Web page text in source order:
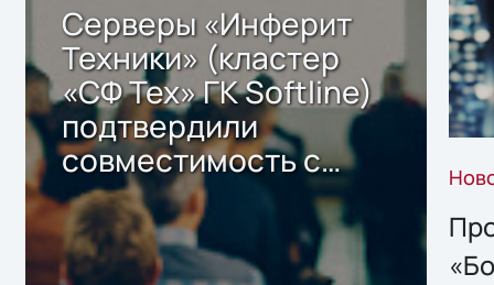
Серверы «Инферит
Техники» (кластер
«СФ Тех» ГК Softline)
подтвердили
совместимость с
решением Sharx
Storage 2.x для
хранения данных